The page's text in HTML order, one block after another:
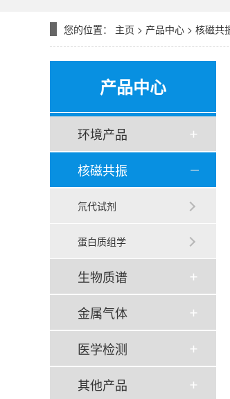
您的位置： 主页 > 产品中心 > 核磁共
产品中心
环境产品
核磁共振
氘代试剂
蛋白质组学
生物质谱
金属气体
医学检测
其他产品